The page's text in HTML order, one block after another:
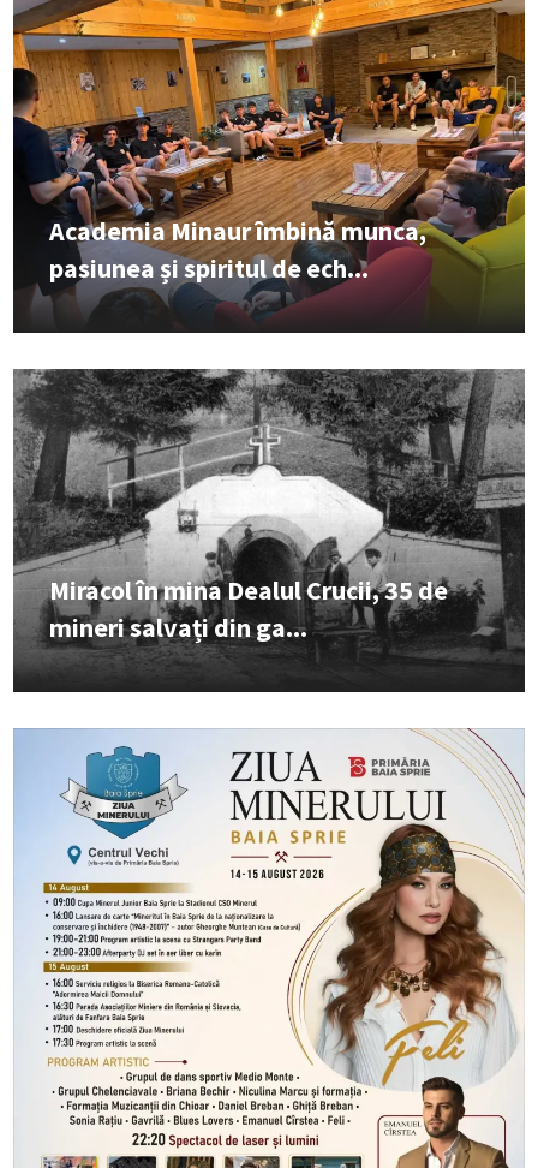
Academia Minaur îmbină munca,
pasiunea și spiritul de ech...
Miracol în mina Dealul Crucii, 35 de
mineri salvați din ga...